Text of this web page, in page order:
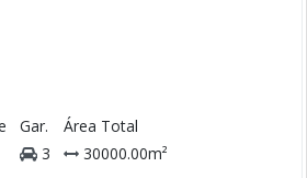
Gar.
3
Área Total
30000.00m²